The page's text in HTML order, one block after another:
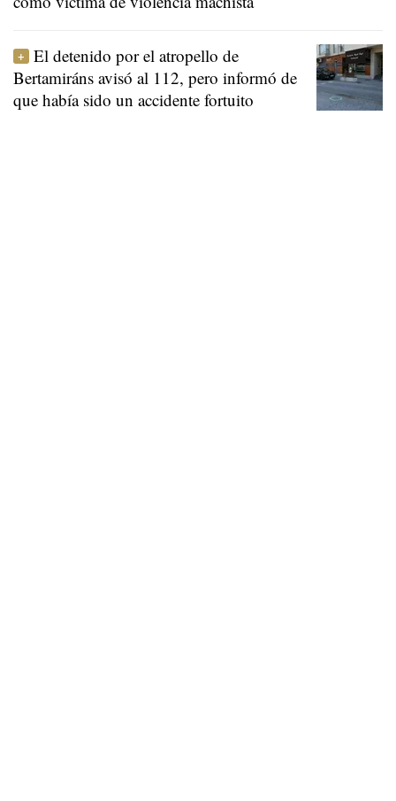
El detenido por el atropello de
Bertamiráns avisó al 112, pero informó de
que había sido un accidente fortuito